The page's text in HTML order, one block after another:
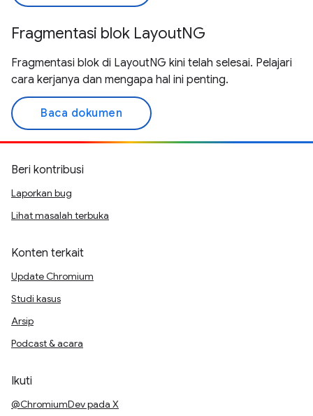
Fragmentasi blok LayoutNG
Fragmentasi blok di LayoutNG kini telah selesai. Pelajari
cara kerjanya dan mengapa hal ini penting.
Baca dokumen
Beri kontribusi
Laporkan bug
Lihat masalah terbuka
Konten terkait
Update Chromium
Studi kasus
Arsip
Podcast & acara
Ikuti
@ChromiumDev pada X